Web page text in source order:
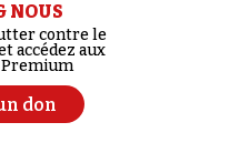
NOUS
contre le
accédez aux
don